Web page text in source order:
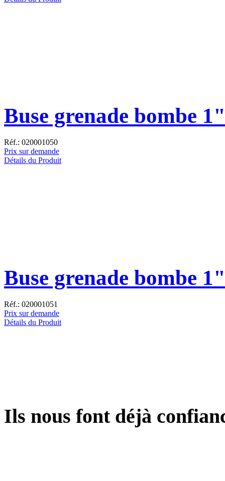
Buse grenade bombe 1"
Réf.: 020001050
Prix sur demande
Détails du Produit
Buse grenade bombe
Réf.: 020001051
Prix sur demande
Détails du Produit
Ils nous font déjà